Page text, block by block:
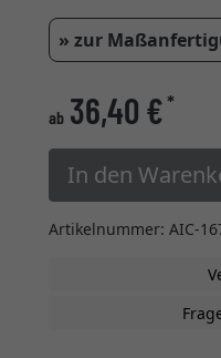
» zur
ab 36,40 €*
In den
Artikelnummer: AIC-